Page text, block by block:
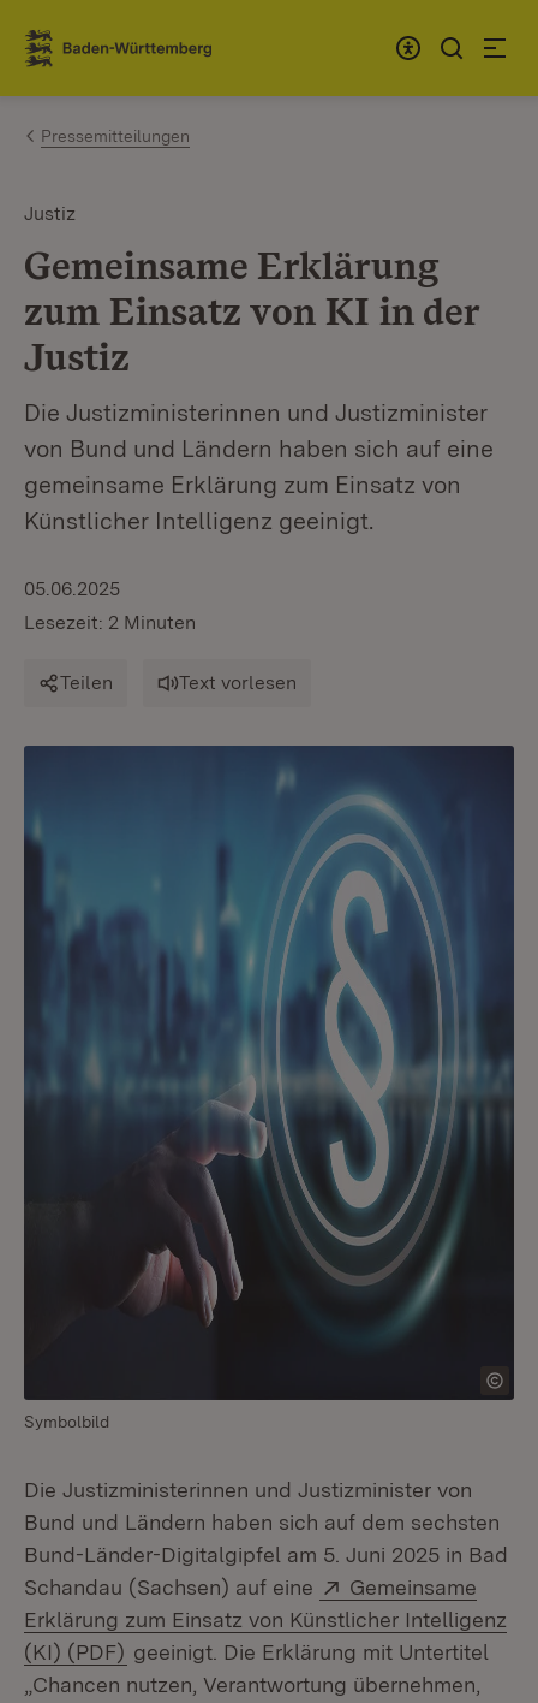
Zum Inhalt springen
Link zur Startseite
Pressemitteilungen
Justiz
Gemeinsame Erklärung
zum Einsatz von KI in der
Justiz
Die Justizministerinnen und Justizminister
von Bund und Ländern haben sich auf eine
gemeinsame Erklärung zum Einsatz von
Künstlicher Intelligenz geeinigt.
05.06.2025
Lesezeit: 2 Minuten
Teilen Text vorlesen
Symbolbild
Die Justizministerinnen und Justizminister von
Bund und Ländern haben sich auf dem sechsten
Bund-Länder-Digitalgipfel am 5. Juni 2025 in Bad
Schandau (Sachsen) auf eine
Extern:
Gemeinsame
Erklärung zum Einsatz von Künstlicher Intelligenz
(KI) (PDF) (Öffnet in neuem Fenster)
geeinigt. Die Erklärung mit Untertitel
„Chancen nutzen, Verantwortung übernehmen,